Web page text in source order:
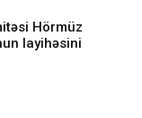
Hörmüz
layihəsini